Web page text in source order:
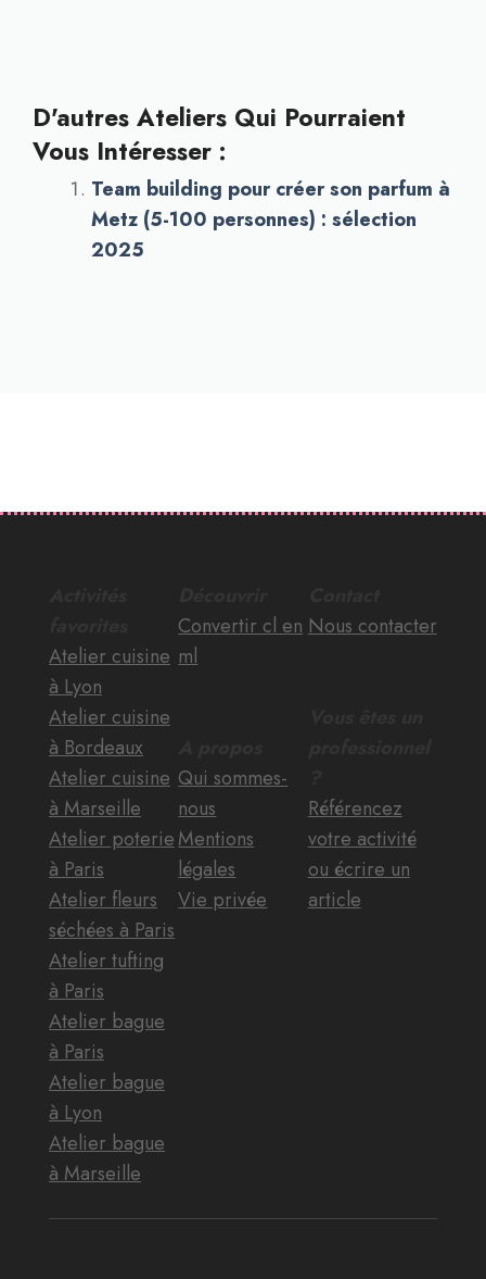
D'autres Ateliers Qui Pourraient
Vous Intéresser :
Team building pour créer son parfum à
Metz (5-100 personnes) : sélection
2025
Atelier cuisine
à Lyon
Atelier cuisine
à Bordeaux
Atelier cuisine
à Marseille
Atelier poterie
à Paris
Atelier fleurs
séchées à Paris
Atelier tufting
à Paris
Atelier bague
à Paris
Atelier bague
à Lyon
Atelier bague
à Marseille
Convertir cl en
ml
Qui sommes-
nous
Mentions
légales
Vie privée
Nous contacter
Référencez
votre activité
ou écrire un
article